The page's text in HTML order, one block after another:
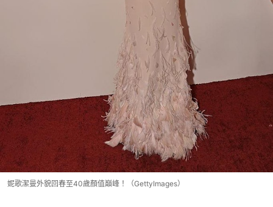
妮歌潔曼外貌回春至40歲顏值巔峰！（GettyImages）